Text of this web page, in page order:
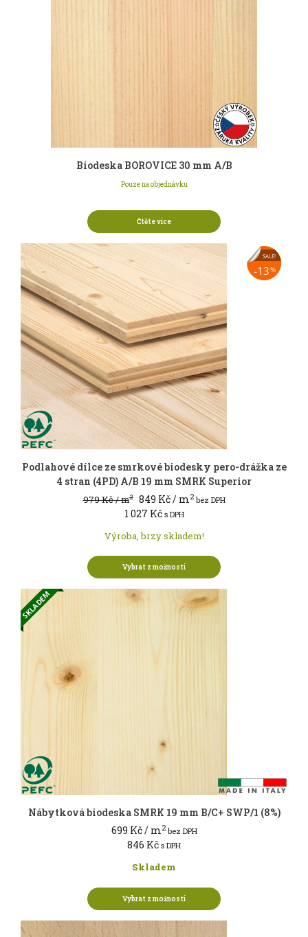
Biodeska BOROVICE 30 mm A/B
Pouze na objednávku
Čtěte více
SALE!
%
13
Podlahové dílce ze smrkové biodesky pero-drážka ze
4 stran (4PD) A/B 19 mm SMRK Superior
979Kč/ m2 849 Kč/ m2 bez DPH
1 027 Kč s DPH
Výroba, brzy skladem!
Vybrat z možností
SKLADEM
Nábytková biodeska SMRK 19 mm B/C+ SWP/1 (8%)
699 Kč/ m2 bez DPH
846 Kč s DPH
Skladem
Vybrat z možností